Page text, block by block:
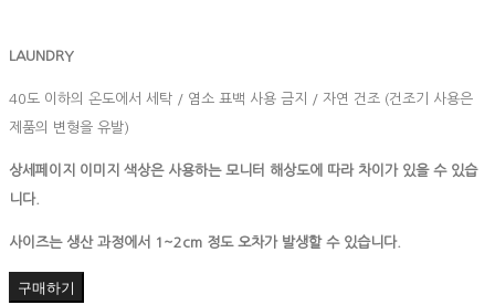
LAUNDRY
40도 이하의 온도에서 세탁 / 염소 표백 사용 금지 / 자연 건조 (건조기 사용은
제품의 변형을 유발)
상세페이지 이미지 색상은 사용하는 모니터 해상도에 따라 차이가 있을 수 있습
니다.
사이즈는 생산 과정에서 1~2cm 정도 오차가 발생할 수 있습니다.
구매하기